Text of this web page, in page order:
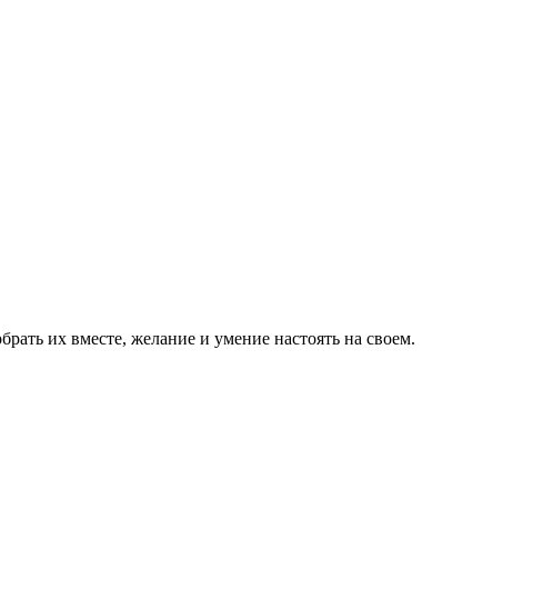
их вместе, желание и умение настоять на своем.